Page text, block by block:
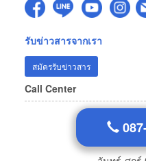
รับข่าวสารจากเรา
สมัครรับข่าวสาร
Call Center